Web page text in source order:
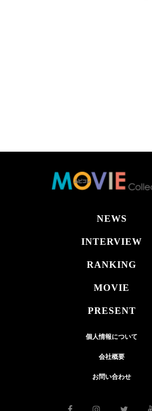
NEWS
INTERVIEW
RANKING
MOVIE
PRESENT
個人情報について
会社概要
お問い合わせ